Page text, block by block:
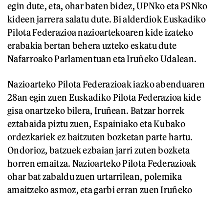
egin dute, eta, ohar baten bidez, UPNko eta PSNko
kideen jarrera salatu dute. Bi alderdiok Euskadiko
Pilota Federazioa nazioartekoaren kide izateko
erabakia bertan behera uzteko eskatu dute
Nafarroako Parlamentuan eta Iruñeko Udalean.
Nazioarteko Pilota Federazioak iazko abenduaren
28an egin zuen Euskadiko Pilota Federazioa kide
gisa onartzeko bilera, Iruñean. Batzar horrek
eztabaida piztu zuen, Espainiako eta Kubako
ordezkariek ez baitzuten bozketan parte hartu.
Ondorioz, batzuek ezbaian jarri zuten bozketa
horren emaitza. Nazioarteko Pilota Federazioak
ohar bat zabaldu zuen urtarrilean, polemika
amaitzeko asmoz, eta garbi erran zuen Iruñeko